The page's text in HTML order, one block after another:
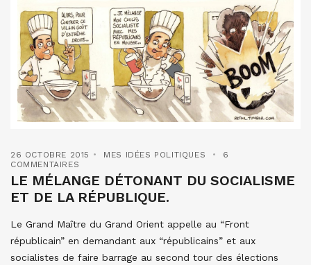
26 OCTOBRE 2015 MES IDÉES POLITIQUES
6
COMMENTAIRES
LE MÉLANGE DÉTONANT DU SOCIALISME
ET DE LA RÉPUBLIQUE.
Le Grand Maître du Grand Orient appelle au “Front
républicain” en demandant aux “républicains” et aux
socialistes de faire barrage au second tour des élections